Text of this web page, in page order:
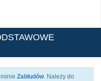
Zabłudów. Należy do